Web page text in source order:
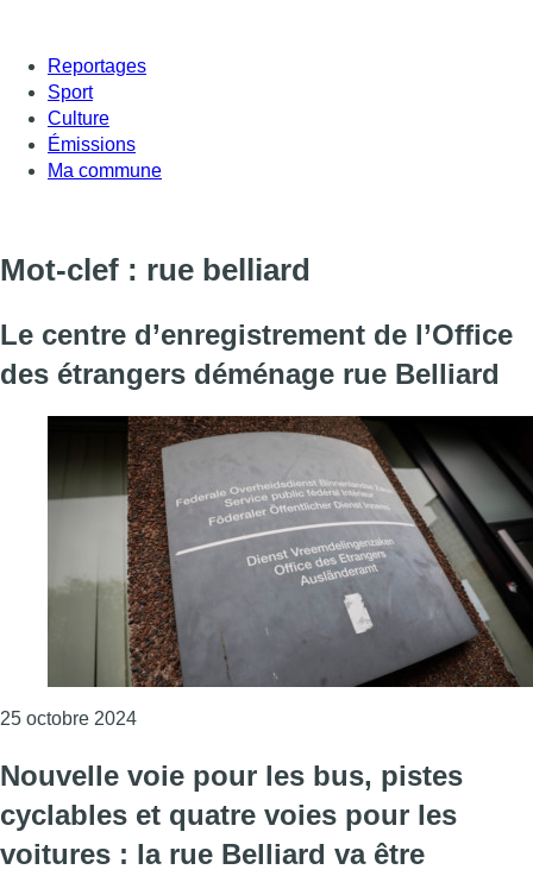
Reportages
Sport
Culture
Émissions
Ma commune
Mot-clef : rue belliard
Le centre d’enregistrement de l’Office
des étrangers déménage rue Belliard
25 octobre 2024Consulter l'article "Le centre d’enregistrement
Nouvelle voie pour les bus, pistes
cyclables et quatre voies pour les
voitures : la rue Belliard va être